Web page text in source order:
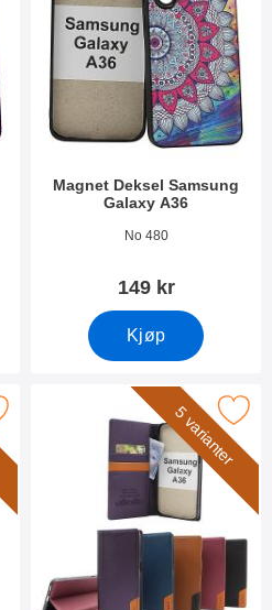
Magnet Deksel Samsung
Galaxy A36
Varenummer 52998
No 480
149 kr
Kjøp
Lommebok Deksel som favoritt
5 varianter
samsung Galaxy A36 Luksus